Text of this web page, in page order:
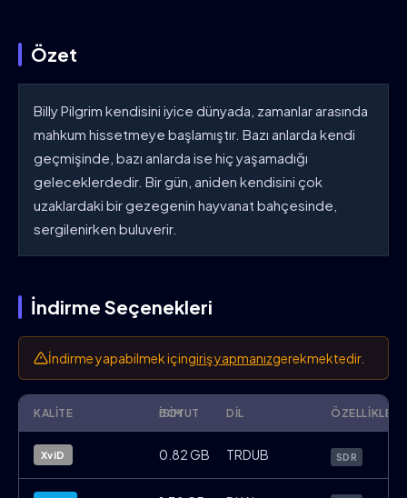
Özet
Billy Pilgrim kendisini iyice dünyada, zamanlar arasında
mahkum hissetmeye başlamıştır. Bazı anlarda kendi
geçmişinde, bazı anlarda ise hiç yaşamadığı
geleceklerdedir. Bir gün, aniden kendisini çok
uzaklardaki bir gezegenin hayvanat bahçesinde,
sergilenirken buluverir.
İndirme Seçenekleri
İndirme yapabilmek içingiriş yapmanızgerekmektedir.
KALITE İSIM
BOYUT DIL ÖZELLIKLER
XviD 0.82 GB TRDUB SDR